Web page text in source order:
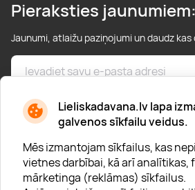
Lieliskadavana.lv lapa
galvenos sīkfailu veidus.
Mēs izmantojam sīkfailus, kas
vietnes darbībai, kā arī analītikas,
mārketinga (reklāmas) sīkfailus.
Pieraksties jaunumiem:
Jaunumi, atlaižu paziņojumi un daudz
* Esmu iepazinies/usies ar privātuma politiku